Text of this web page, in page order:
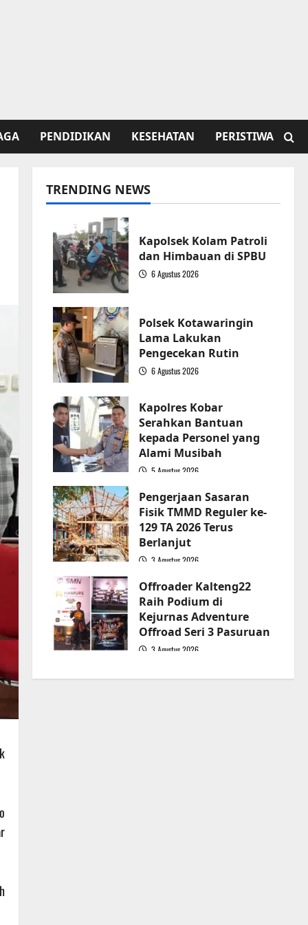
PENDIDIKAN KESEHATAN PERISTIWA
TRENDING NEWS
Kapolsek Kolam Patroli
dan Himbauan di SPBU
6 Agustus 2026
Polsek Kotawaringin
Lama Lakukan
Pengecekan Rutin
6 Agustus 2026
Kapolres Kobar
Serahkan Bantuan
kepada Personel yang
Alami Musibah
5 Agustus 2026
Pengerjaan Sasaran
Fisik TMMD Reguler ke-
129 TA 2026 Terus
Berlanjut
3 Agustus 2026
Offroader Kalteng22
Raih Podium di
Kejurnas Adventure
Offroad Seri 3 Pasuruan
3 Agustus 2026